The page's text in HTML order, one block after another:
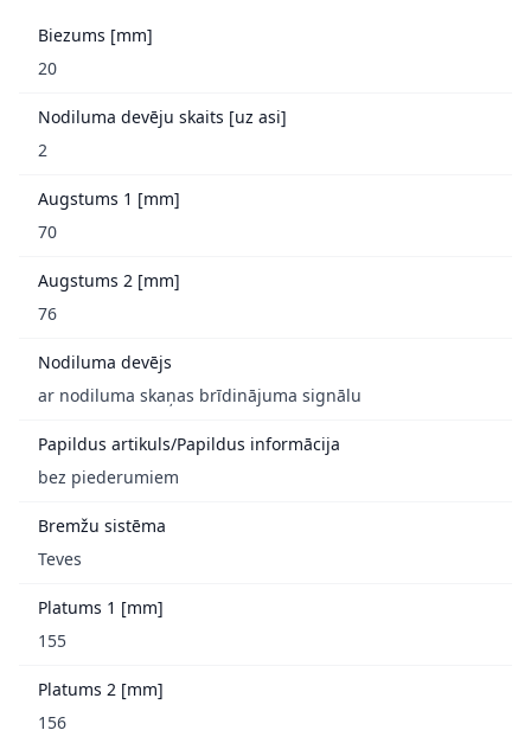
Biezums [mm]
20
Nodiluma devēju skaits [uz asi]
2
Augstums 1 [mm]
70
Augstums 2 [mm]
76
Nodiluma devējs
ar nodiluma skaņas brīdinājuma signālu
Papildus artikuls/Papildus informācija
bez piederumiem
Bremžu sistēma
Teves
Platums 1 [mm]
155
Platums 2 [mm]
156